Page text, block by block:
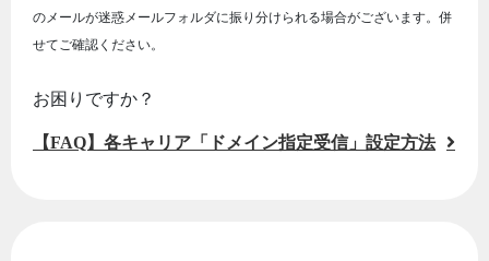
のメールが迷惑メールフォルダに振り分けられる場合がございます。併
せてご確認ください。
お困りですか？
【FAQ】各キャリア「ドメイン指定受信」設定方法